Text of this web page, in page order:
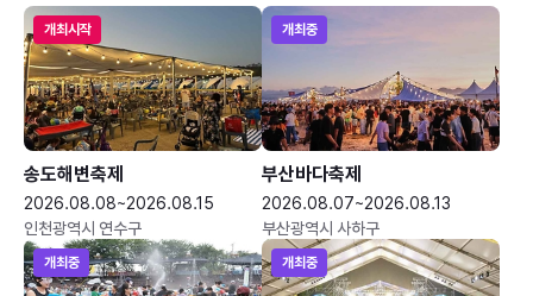
개최시작
송도해변축제
2026.08.08~2026.08.15
인천광역시 연수구
개최중
부산바다축제
2026.08.07~2026.08.13
부산광역시 사하구
개최중 개최중